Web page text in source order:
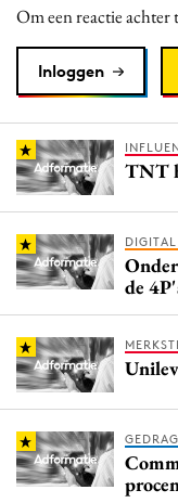
Purpose Marketing
Reputatie & crisis
Om een reactie achter
Inloggen
TNT
de